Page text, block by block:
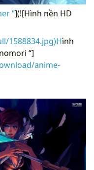
“](![Hình nền HD
1588834.jpg)Hình
“]
anime-